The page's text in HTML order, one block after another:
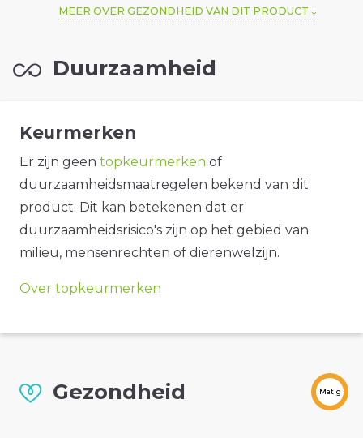
MEER OVER GEZONDHEID VAN DIT PRODUCT
Duurzaamheid
Keurmerken
Er zijn geen topkeurmerken of
duurzaamheidsmaatregelen bekend van dit
product. Dit kan betekenen dat er
duurzaamheidsrisico's zijn op het gebied van
milieu, mensenrechten of dierenwelzijn.
Over topkeurmerken
Gezondheid Matig